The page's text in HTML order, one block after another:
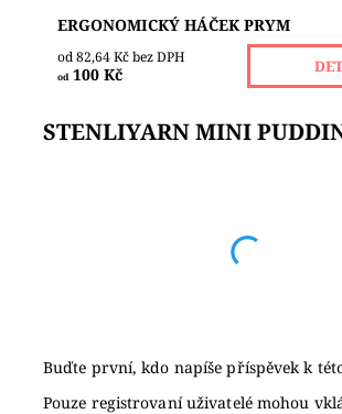
ERGONOMICKÝ HÁČEK PRYM
od 82,64 Kč bez DPH
od100 Kč
STENLIYARN MINI
Buďte první, kdo napíše příspěvek k
Pouze registrovaní uživatelé mohou